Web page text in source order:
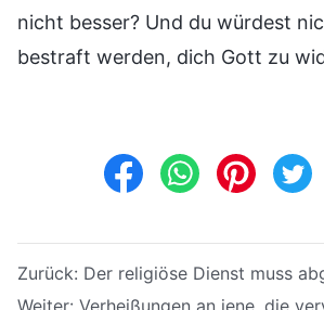
nicht besser? Und du würdest
bestraft werden, dich Gott zu
Zurück: Der religiöse Dienst muss
Weiter: Verheißungen an jene, die